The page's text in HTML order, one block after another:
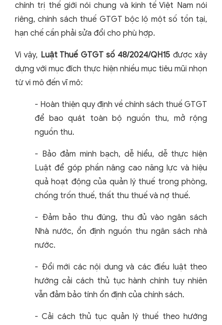
chính trị thế giới nói chung và kinh tế Việt Nam nói
riêng, chính sách thuế GTGT bộc lộ một số tồn tại,
hạn chế cần phải sửa đổi cho phù hợp.
Vì vậy, Luật Thuế GTGT số 48/2024/QH15 được xây
dựng với mục đích thực hiện nhiều mục tiêu mũi nhọn
từ vi mô đến vĩ mô:
- Hoàn thiện quy định về chính sách thuế GTGT
để bao quát toàn bộ nguồn thu, mở rộng
nguồn thu.
- Bảo đảm minh bạch, dễ hiểu, dễ thực hiện
Luật để góp phần nâng cao năng lực và hiệu
quả hoạt động của quản lý thuế trong phòng,
chống trốn thuế, thất thu thuế và nợ thuế.
- Đảm bảo thu đúng, thu đủ vào ngân sách
Nhà nước, ổn định nguồn thu ngân sách nhà
nước.
- Đổi mới các nội dung và các điều luật theo
hướng cải cách thủ tục hành chính tuy nhiên
vẫn đảm bảo tính ổn định của chính sách.
- Cải cách thủ tục quản lý thuế theo hướng